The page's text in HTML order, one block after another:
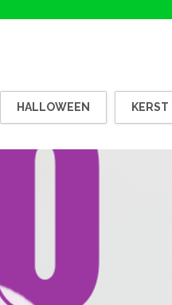
HALLOWEEN KERST